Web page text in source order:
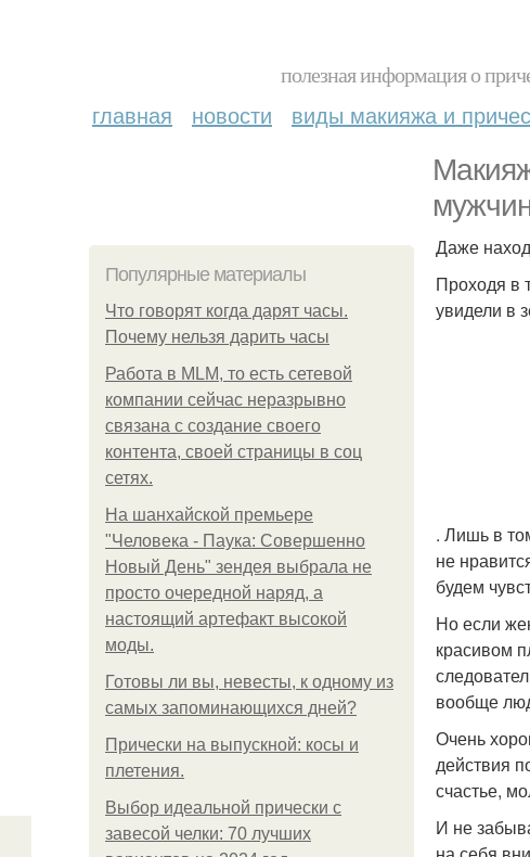
полезная информация о
главная новости виды макияжа и
Популярные материалы
Что говорят когда дарят часы.
Почему нельзя дарить часы
Работа в MLM, то есть сетевой
компании сейчас неразрывно
связана с создание своего
контента, своей страницы в соц
сетях.
На шанхайской премьере
"Человека - Паука: Совершенно
Новый День" зендея выбрала не
просто очередной наряд, а
настоящий артефакт высокой
моды.
Готовы ли вы, невесты, к одному из
самых запоминающихся дней?
Прически на выпускной: косы и
плетения.
Выбор идеальной прически с
завесой челки: 70 лучших
Даже
Проходя в
увидели в
. Лишь в
не
будем
Но если
красивом
вообще
Очень
действия
счастье,
И не